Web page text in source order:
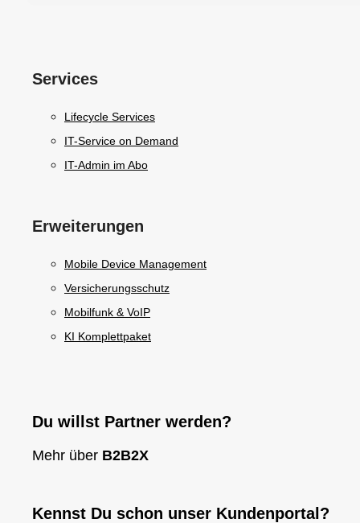
Services
Lifecycle Services
IT-Service on Demand
IT-Admin im Abo
Erweiterungen
Mobile Device Management
Versicherungsschutz
Mobilfunk & VoIP
KI Komplettpaket
Du willst Partner werden?
Mehr über B2B2X
Kennst Du schon unser Kundenportal?